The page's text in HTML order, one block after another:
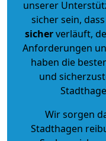
unserer
sicher sein,
sicherverläuft,
Anforderungen
haben die
und
Wir sorgen
Stadthagen